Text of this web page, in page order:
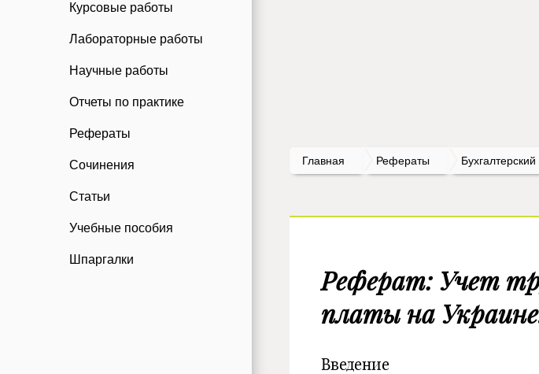
Курсовые работы
Лабораторные работы
Научные работы
Отчеты по практике
Рефераты
Сочинения
Статьи
Учебные пособия
Шпаргалки
Главная Рефераты
Реферат: Учет
платы на
Введение